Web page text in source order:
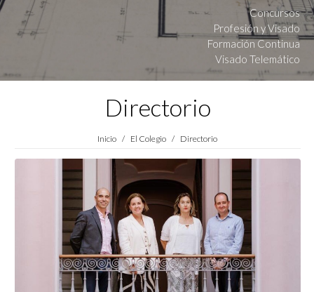
Concursos
Profesión y Visado
Formación Continua
Visado Telemático
Directorio
Estás aquí:
Inicio El Colegio Directorio